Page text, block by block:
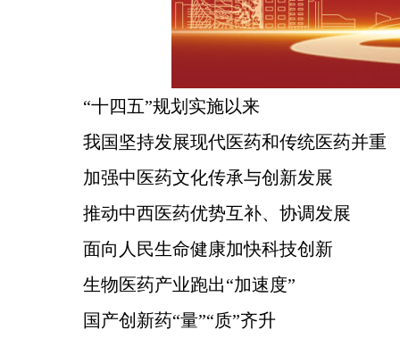
“十四五”规划实施以来
我国坚持发展现代医药和传统医药并重
加强中医药文化传承与创新发展
推动中西医药优势互补、协调发展
面向人民生命健康加快科技创新
生物医药产业跑出“加速度”
国产创新药“量”“质”齐升